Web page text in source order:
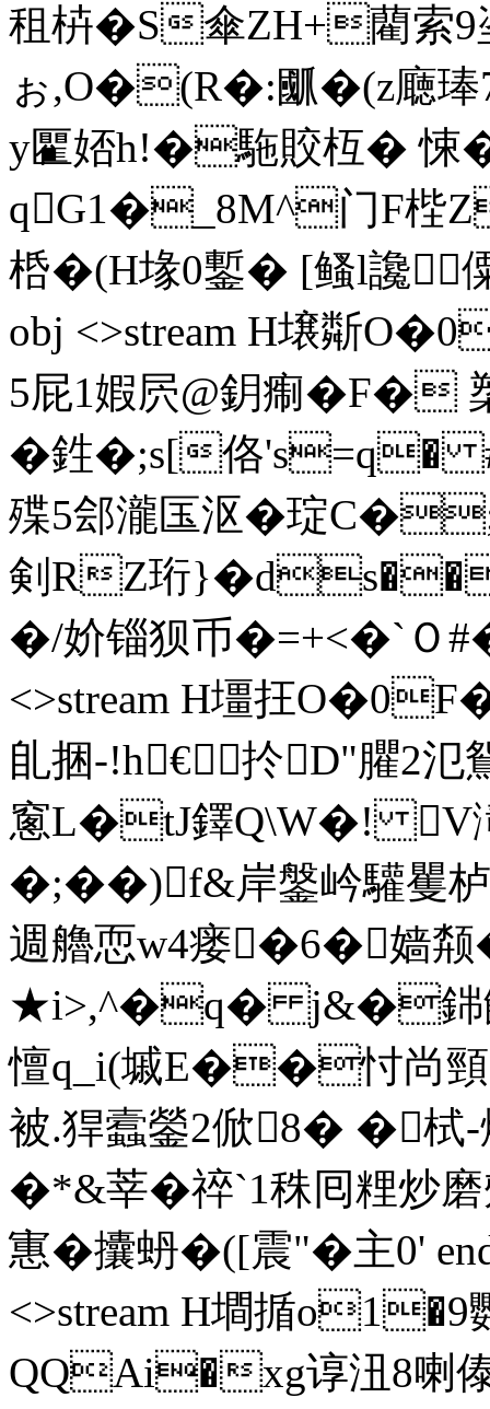
租枿�S傘ZH+藺索9
ぉ,O�(R�:爴�(z廰琫
y匷娝h!�駞賋枑� 
qG1�_8M^门F梐
桰�(H堟0鏨� [鳋l讒僳
obj <>stream H壌斴
5屁1婽屄@鈅痸�F�
�鉎�;s[佫's=q�
殜5郐瀧匤沤 �琔
剣RZ珩}�ds��
�/妎锱狈币�=+<�`Ｏ
<>stream H壃抂
臫捆-!h€扵D"臞2
窻L�tJ鐸Q\W�! V滝
�;��)f&岸鎜岒驩矍
週艪恧w4瘘�6�嫱
★i>,^�q� j&�銟饢
憻q_i(墄E��忖尚頸
被.猂蠧鎣2俽8� �栻-
�*&莘�祽`1秼囘粴炒
寭�攮蚒�([震"�主0'
<>stream H墹揗
QQAi�xg谆沑8喇